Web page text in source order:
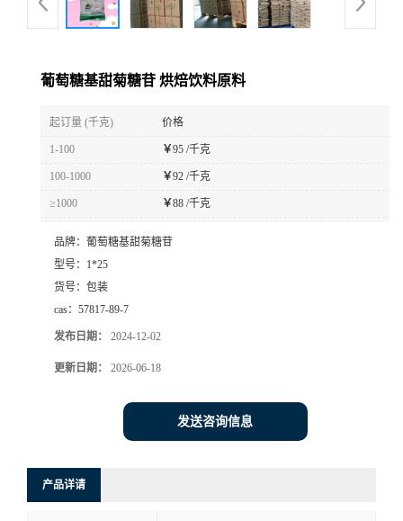
葡萄糖基甜菊糖苷 烘焙饮料原料
起订量 (千克) 价格
1-100 ￥95 /千克
100-1000 ￥92 /千克
≥1000 ￥88 /千克
品牌： 葡萄糖基甜菊糖苷
型号： 1*25
货号： 包装
cas： 57817-89-7
发布日期： 2024-12-02
更新日期： 2026-06-18
发送咨询信息
产品详请